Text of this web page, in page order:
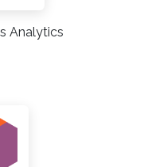
Analytics